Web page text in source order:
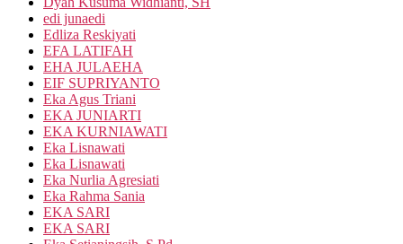
edi junaedi
Edliza Reskiyati
EFA LATIFAH
EHA JULAEHA
EIF SUPRIYANTO
Eka Agus Triani
EKA JUNIARTI
EKA KURNIAWATI
Eka Lisnawati
Eka Lisnawati
Eka Nurlia Agresiati
Eka Rahma Sania
EKA SARI
EKA SARI